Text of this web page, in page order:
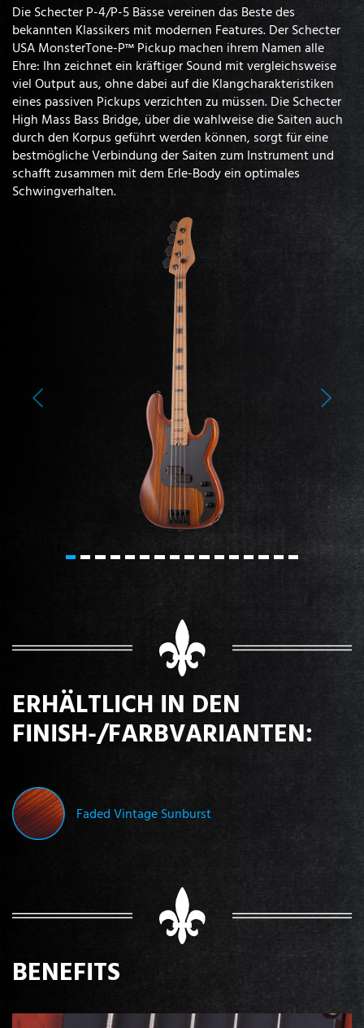
Die Schecter P-4/P-5 Bässe vereinen das Beste des
bekannten Klassikers mit modernen Features. Der Schecter
USA MonsterTone-P™ Pickup machen ihrem Namen alle
Ehre: Ihn zeichnet ein kräftiger Sound mit vergleichsweise
viel Output aus, ohne dabei auf die Klangcharakteristiken
eines passiven Pickups verzichten zu müssen. Die Schecter
High Mass Bass Bridge, über die wahlweise die Saiten auch
durch den Korpus geführt werden können, sorgt für eine
bestmögliche Verbindung der Saiten zum Instrument und
schafft zusammen mit dem Erle-Body ein optimales
Schwingverhalten.
Previous Next
ERHÄLTLICH IN DEN
FINISH-/FARBVARIANTEN:
Faded Vintage Sunburst
BENEFITS